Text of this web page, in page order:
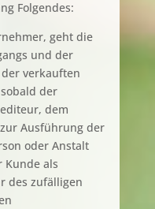
Folgendes:
geht die
und der
verkauften
der
dem
Ausführung der
oder Anstalt
Kunde als
des zufälligen